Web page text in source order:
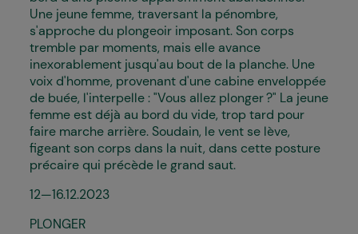
Une jeune femme, traversant la pénombre,
s'approche du plongeoir imposant. Son corps
tremble par moments, mais elle avance
inexorablement jusqu'au bout de la planche. Une
voix d'homme, provenant d'une cabine enveloppée
de buée, l'interpelle : "Vous allez plonger ?" La jeune
femme est déjà au bord du vide, trop tard pour
faire marche arrière. Soudain, le vent se lève,
figeant son corps dans la nuit, dans cette posture
précaire qui précède le grand saut.
12—16.12.2023
PLONGER